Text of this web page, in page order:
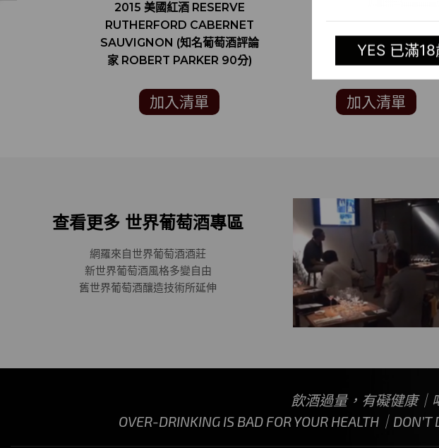
YES 已滿18
2015 美國紅酒 RESERVE
RUTHERFORD CABERNET
SAUVIGNON (知名葡萄酒評論
家 ROBERT PARKER 90分)
加入清單 加入清單
查看更多 世界葡萄酒專區
網羅來自世界葡萄酒酒莊
新世界葡萄酒風格多變自由
舊世界葡萄酒釀造技術所延伸
飲酒過量，有礙健康
OVER-DRINKING IS BAD FOR YOUR HEALTH｜